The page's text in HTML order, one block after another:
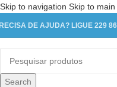
Skip to navigation Skip to
DE AJUDA? LIGUE 229
Search